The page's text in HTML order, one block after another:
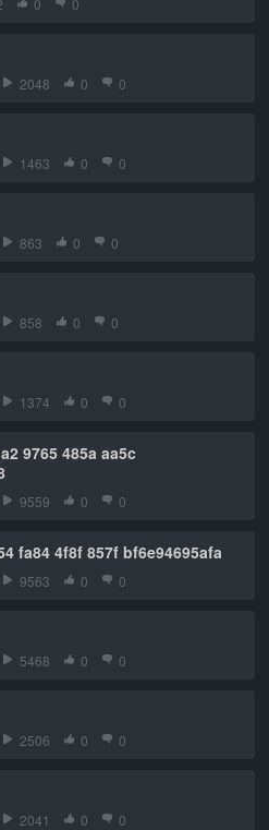
2048 0 0
1463 0 0
863 0 0
858 0 0
1374 0 0
9765 485a aa5c
9559 0 0
fa84 4f8f 857f bf6e94695afa
9563 0 0
5468 0 0
2506 0 0
2041 0 0